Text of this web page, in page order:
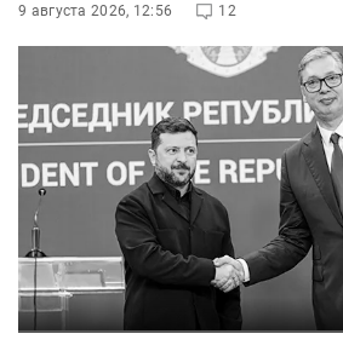
9 августа 2026, 12:56 12